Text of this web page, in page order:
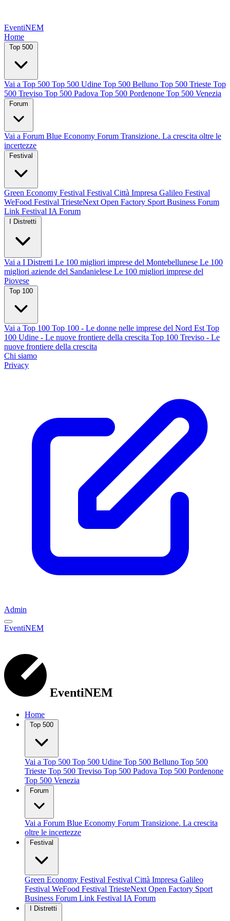
EventiNEM
Home
Top 500
Vai a Top 500 Top 500 Udine Top 500 Belluno Top 500 Trieste Top
500 Treviso Top 500 Padova Top 500 Pordenone Top 500 Venezia
Forum
Vai a Forum Blue Economy Forum Transizione. La crescita oltre le
incertezze
Festival
Green Economy Festival Festival Città Impresa Galileo Festival
WeFood Festival TriesteNext Open Factory Sport Business Forum
Link Festival IA Forum
I Distretti
Vai a I Distretti Le 100 migliori imprese del Montebellunese Le 100
migliori aziende del Sandanielese Le 100 migliori imprese del
Piovese
Top 100
Vai a Top 100 Top 100 - Le donne nelle imprese del Nord Est Top
100 Udine - Le nuove frontiere della crescita Top 100 Treviso - Le
nuove frontiere della crescita
Chi siamo
Privacy
Admin
EventiNEM
EventiNEM
Home
Top 500
Vai a Top 500 Top 500 Udine Top 500 Belluno Top 500
Trieste Top 500 Treviso Top 500 Padova Top 500 Pordenone
Top 500 Venezia
Forum
Vai a Forum Blue Economy Forum Transizione. La crescita
oltre le incertezze
Festival
Green Economy Festival Festival Città Impresa Galileo
Festival WeFood Festival TriesteNext Open Factory Sport
Business Forum Link Festival IA Forum
I Distretti